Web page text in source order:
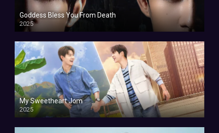
Goddess Bless You From Death
2025
My Sweetheart Jom
2025